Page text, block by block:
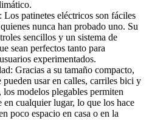
Los patinetes eléctricos son fáciles
nunca han probado uno. Su
sencillos y un sistema de
sean perfectos tanto para
experimentados.
Gracias a su tamaño compacto,
pueden usar en calles, carriles bici y
modelos plegables permiten
en cualquier lugar, lo que los hace
poco espacio en casa o en la